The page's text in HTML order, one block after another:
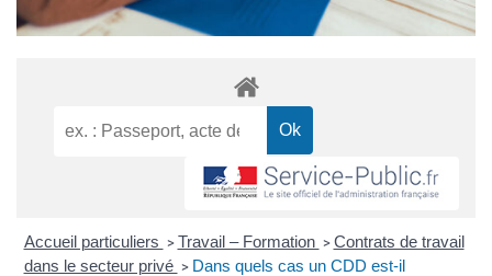
Accueil particuliers > Travail – Formation > Contrats de travail
dans le secteur privé > Dans quels cas un CDD est-il